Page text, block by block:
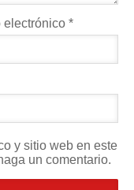
electrónico*
y sitio web en este
un comentario.